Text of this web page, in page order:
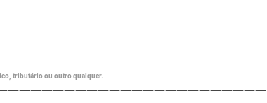
tributário ou outro qualquer.